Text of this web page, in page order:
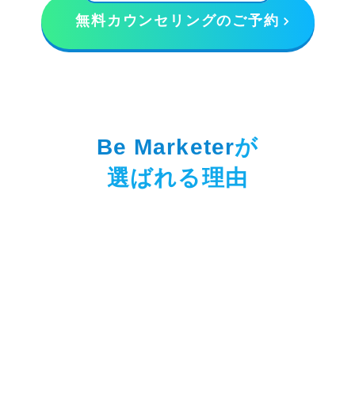
無料カウンセリングのご予約
Be Marketerが
選ばれる理由